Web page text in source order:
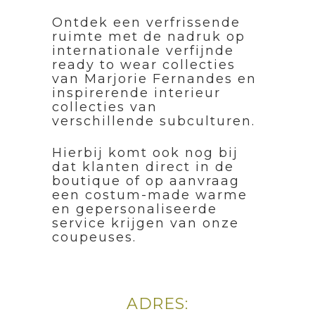
Ontdek een verfrissende
ruimte met de nadruk op
internationale verfijnde
ready to wear collecties
van Marjorie Fernandes en
inspirerende interieur
collecties van
verschillende subculturen.
Hierbij komt ook nog bij
dat klanten direct in de
boutique of op aanvraag
een costum-made warme
en gepersonaliseerde
service krijgen van onze
coupeuses.
ADRES: